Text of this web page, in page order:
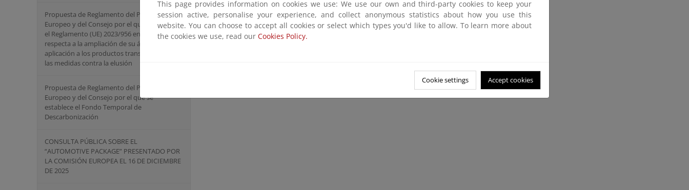
Propuesta de Reglamento del Parlamento
Europeo y del Consejo por el que se modifica
el Reglamento (UE) 2023/956 en lo que
respecta a la ampliación de su ámbito de
aplicación a los productos transformados y a
las medidas contra la elusión
Propuesta de Reglamento del Parlamento
Europeo y del Consejo por el que se
establece el Fondo Temporal de
Descarbonización
CONSULTA PÚBLICA SOBRE EL
“AUTOMOTIVE PACKAGE” PRESENTADO POR
LA COMISIÓN EUROPEA EL 16 DE DICIEMBRE
DE 2025
This page provides information on cookies we use: We use our own and third-party cookies to keep your
session active, personalise your experience, and collect anonymous statistics about how you use this
website. You can choose to accept all cookies or select which types you'd like to allow. To learn more about
the cookies we use, read our Cookies Policy.
Cookie settings Accept cookies